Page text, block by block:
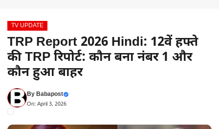
TV UPDATE
TRP Report 2026 Hindi: 12वें हफ्ते
की TRP रिपोर्ट: कौन बना नंबर 1 और
कौन हुआ बाहर
ByBabapost
On: April 3, 2026